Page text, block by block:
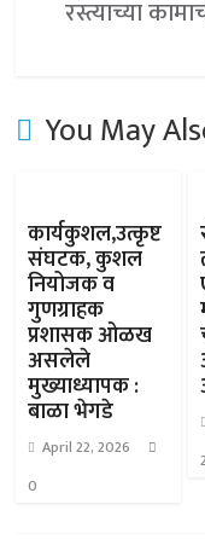
रस्त्याच्या
You May
कार्यकुशल,उत्कृष्ट
संघटक, कुशल
नियोजक व
गुणग्राहक
प्रशासक ओळख
असलेले
मुख्याध्यापक :
बाळा भेगडे
April 22, 2026
0